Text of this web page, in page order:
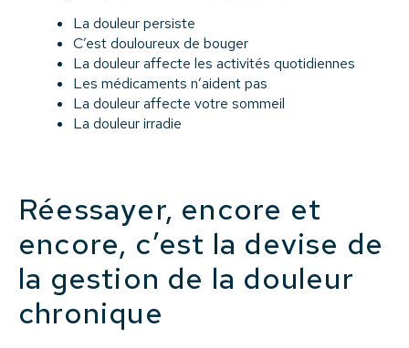
La douleur persiste
C’est douloureux de bouger
La douleur affecte les activités quotidiennes
Les médicaments n’aident pas
La douleur affecte votre sommeil
La douleur irradie
Réessayer, encore et
encore, c’est la devise de
la gestion de la douleur
chronique